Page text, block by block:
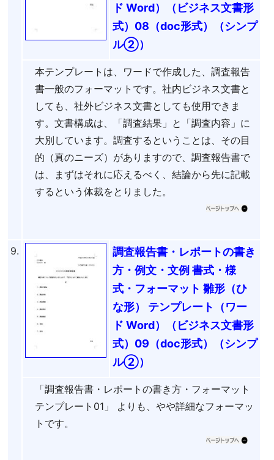
ド Word）（ビジネス文書形
式）08（doc形式）（シンプ
ル②）
本テンプレートは、ワードで作成した、調査報告
書一般のフォーマットです。社内ビジネス文書と
しても、社外ビジネス文書としても使用できま
す。文書構成は、「調査結果」と「調査内容」に
大別しています。調査するということは、その目
的（真のニーズ）がありますので、調査報告書で
は、まずはそれに応えるべく、結論から先に記載
するという体裁をとりました。
9.
調査報告書・レポートの書き
方・例文・文例 書式・様
式・フォーマット 雛形（ひ
な形） テンプレート（ワー
ド Word）（ビジネス文書形
式）09（doc形式）（シンプ
ル②）
「調査報告書・レポートの書き方・フォーマット
テンプレート01」 よりも、やや詳細なフォーマッ
トです。